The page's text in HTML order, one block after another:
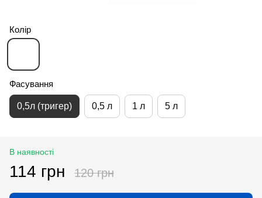
Колір
Фасування
0,5л (тригер) 0,5 л 1 л 5 л
В наявності
114 грн 120 грн